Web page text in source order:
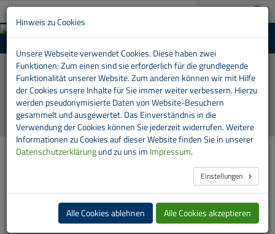
03733 151-0 A+
MENU
Automatische
Bilder-
Show
stoppen
Aus- und Weiterbildungszentrum der RVE
Aktuelle Bildungsangebote
EU-Berufskraftfahrer Weiterbildung
LKW und Bus
1.19 und 1.20; Bausteine 1 bis 5
Hinweis zu Cookies
Unsere Webseite verwendet Cookies. Diese haben zwei
Funktionen: Zum einen sind sie erforderlich für die grundlegende
Funktionalität unserer Website. Zum anderen können wir mit Hilfe
der Cookies unsere Inhalte für Sie immer weiter verbessern. Hierzu
werden pseudonymisierte Daten von Website-Besuchern
gesammelt und ausgewertet. Das Einverständnis in die
Verwendung der Cookies können Sie jederzeit widerrufen. Weitere
Informationen zu Cookies auf dieser Website finden Sie in unserer
Datenschutzerklärungund zu uns im Impressum.
Einstellungen
Alle Cookies ablehnen Alle Cookies akzeptieren